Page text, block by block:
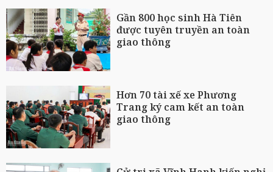
Gần 800 học sinh Hà Tiên
được tuyên truyền an toàn
giao thông
Hơn 70 tài xế xe Phương
Trang ký cam kết an toàn
giao thông